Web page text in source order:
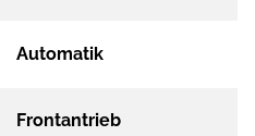
Automatik
Frontantrieb